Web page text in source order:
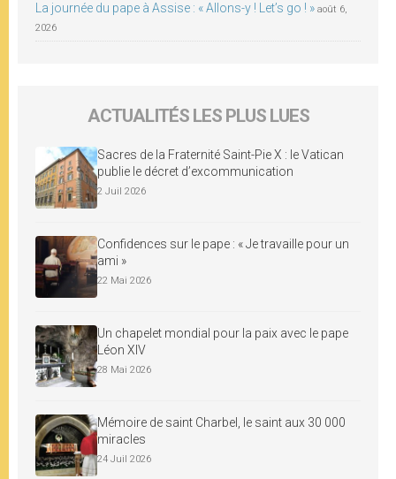
La journée du pape à Assise : « Allons-y ! Let’s go ! » août 6,
2026
ACTUALITÉS LES PLUS LUES
Sacres de la Fraternité Saint-Pie X : le Vatican
publie le décret d’excommunication
2 Juil 2026
Confidences sur le pape : « Je travaille pour un
ami »
22 Mai 2026
Un chapelet mondial pour la paix avec le pape
Léon XIV
28 Mai 2026
Mémoire de saint Charbel, le saint aux 30 000
miracles
24 Juil 2026